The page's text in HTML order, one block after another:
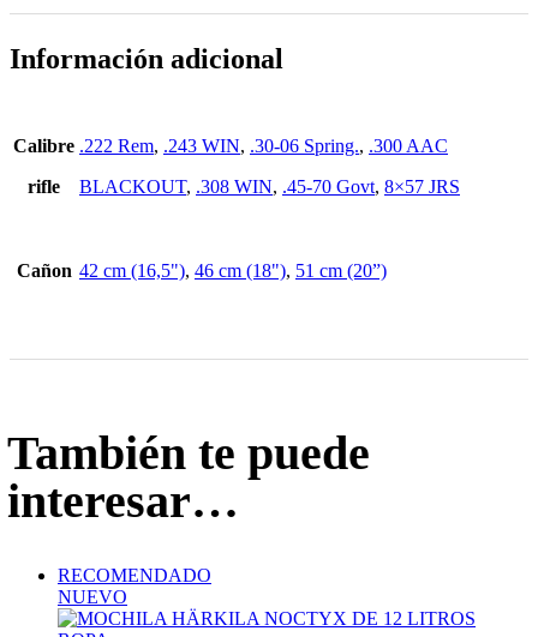
Información adicional
Calibre
rifle
.222 Rem, .243 WIN, .30-06 Spring., .300 AAC
BLACKOUT, .308 WIN, .45-70 Govt, 8×57 JRS
Cañon 42 cm (16,5"), 46 cm (18"), 51 cm (20”)
También te puede
interesar…
RECOMENDADO
NUEVO